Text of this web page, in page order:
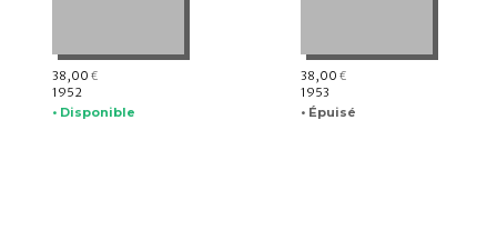
38,00 €
1952
• Disponible
38,00 €
1953
• Épuisé